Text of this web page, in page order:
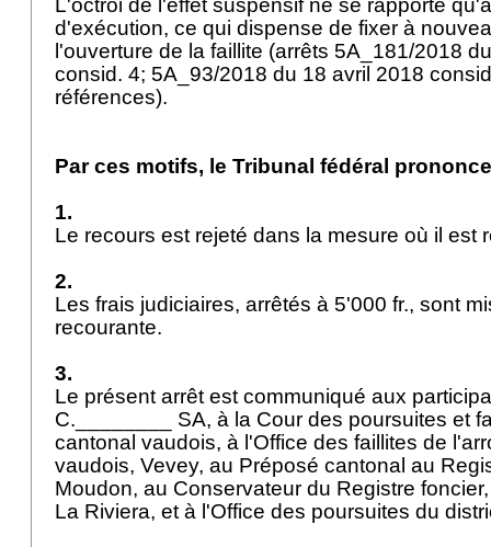
L'octroi de l'effet suspensif ne se rapporte
d'exécution, ce qui dispense de fixer à
l'ouverture de la faillite (arrêts 5A_181/2018
consid. 4; 5A_93/2018 du 18 avril 2018
références).
Par ces motifs, le Tribunal fédéral
1.
Le recours est rejeté dans la mesure où il est
2.
Les frais judiciaires, arrêtés à 5'000 fr., sont
recourante.
3.
Le présent arrêt est communiqué aux
C.________ SA, à la Cour des poursuites et
cantonal vaudois, à l'Office des faillites de
vaudois, Vevey, au Préposé cantonal au
Moudon, au Conservateur du Registre
La Riviera, et à l'Office des poursuites du